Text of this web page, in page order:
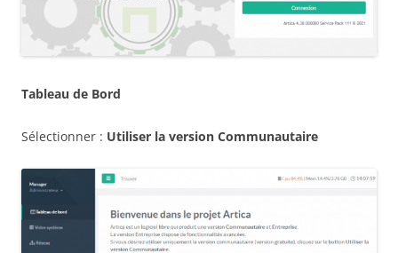
Tableau de Bord
Sélectionner : Utiliser la version Communautaire